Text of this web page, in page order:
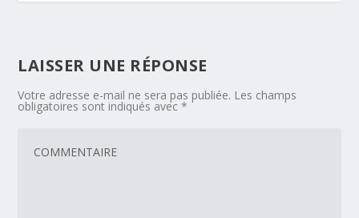
LAISSER UNE RÉPONSE
Votre adresse e-mail ne sera pas publiée. Les champs
obligatoires sont indiqués avec*